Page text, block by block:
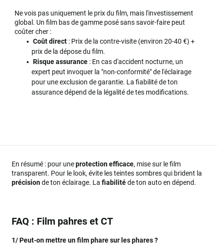
Ne vois pas uniquement le prix du film, mais l'investissement
global. Un film bas de gamme posé sans savoir-faire peut
coûter cher :
Coût direct : Prix de la contre-visite (environ 20-40 €) +
prix de la dépose du film.
Risque assurance : En cas d'accident nocturne, un
expert peut invoquer la "non-conformité" de l'éclairage
pour une exclusion de garantie. La fiabilité de ton
assurance dépend de la légalité de tes modifications.
En résumé : pour uneprotection efficace, mise sur le film
transparent. Pour le look, évite les teintes sombres qui brident la
précisionde ton éclairage. La fiabilitéde ton auto en dépend.
FAQ : Film pahres et CT
1/ Peut-on mettre un film phare sur les phares ?